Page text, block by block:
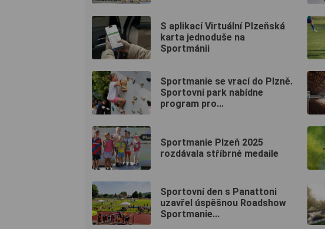
S aplikací Virtuální Plzeňská
karta jednoduše na
Sportmánii
Sportmanie se vrací do Plzně.
Sportovní park nabídne
program pro...
Sportmanie Plzeň 2025
rozdávala stříbrné medaile
Sportovní den s Panattoni
uzavřel úspěšnou Roadshow
Sportmanie...